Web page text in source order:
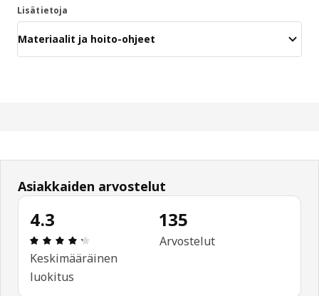
Lisätietoja
Materiaalit ja hoito-ohjeet
Asiakkaiden arvostelut
4.3
: 4.3 / 5 tähteä. Arvostelut yhteensä: 135
Keskimääräinen
luokitus
135
Arvostelut